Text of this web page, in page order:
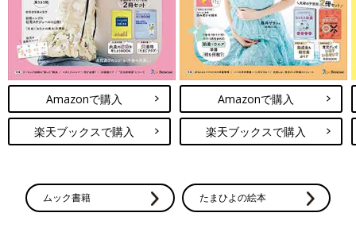
Amazonで購入
楽天ブックスで購入
Amazonで購入
楽天ブックスで購入
ムック書籍 たまひよの絵本